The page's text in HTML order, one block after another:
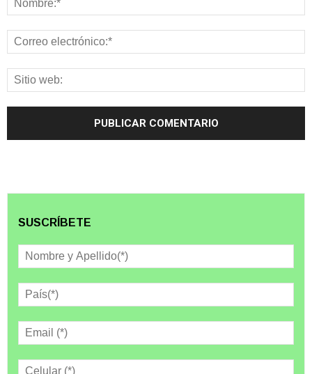
SUSCRÍBETE